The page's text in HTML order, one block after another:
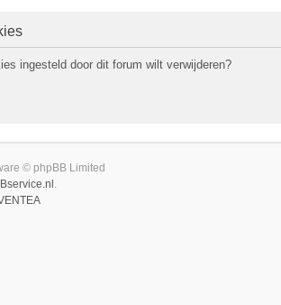
ingesteld door dit forum wilt verwijderen?
© phpBB Limited
.